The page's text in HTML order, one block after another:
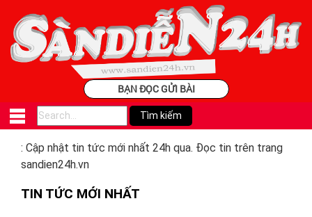
BẠN ĐỌC GỬI BÀI
: Cập nhật tin tức mới nhất 24h qua. Đọc tin trên trang
sandien24h.vn
TIN TỨC MỚI NHẤT